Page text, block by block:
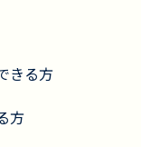
きる方
方